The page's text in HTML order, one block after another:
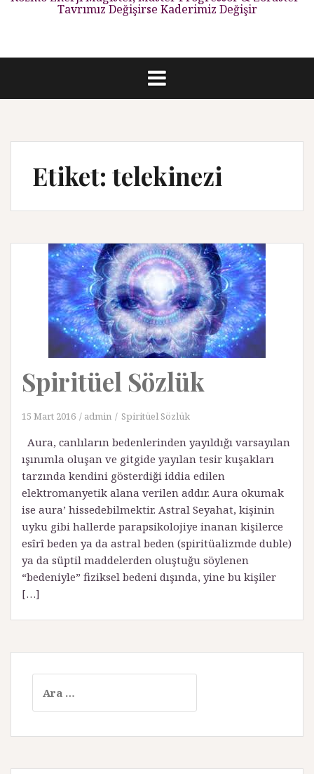
Tavrımız Değişirse Kaderimiz Değişir
Etiket: telekinezi
Spiritüel Sözlük
15 Mart 2016 admin Spiritüel Sözlük
Aura, canlıların bedenlerinden yayıldığı varsayılan
ışınımla oluşan ve gitgide yayılan tesir kuşakları
tarzında kendini gösterdiği iddia edilen
elektromanyetik alana verilen addır. Aura okumak
ise aura’ hissedebilmektir. Astral Seyahat, kişinin
uyku gibi hallerde parapsikolojiye inanan kişilerce
esîrî beden ya da astral beden (spiritüalizmde duble)
ya da süptil maddelerden oluştuğu söylenen
“bedeniyle” fiziksel bedeni dışında, yine bu kişiler
[…]
a
m
: